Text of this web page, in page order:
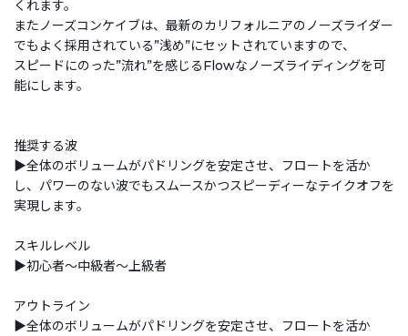
くれます。
またノーズコンケイブは、最新のカリフォルニアのノーズライダー
でもよく採用されている”浅め”にセットされていますので、
スピードにのった”流れ”を感じるFlowなノーズライディングを可
能にします。
推奨する波
▶全体のボリュームがパドリングを安定させ、フロートを活か
し、パワーのない波でもスムースかつスピーディーなテイクオフを
実現します。
スキルレベル
▶初心者～中級者～上級者
アウトライン
▶全体のボリュームがパドリングを安定させ、フロートを活か